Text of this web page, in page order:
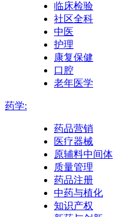
临床检验
社区全科
中医
护理
康复保健
口腔
老年医学
药学:
药品营销
医疗器械
原辅料中间体
质量管理
药品注册
中药与植化
知识产权